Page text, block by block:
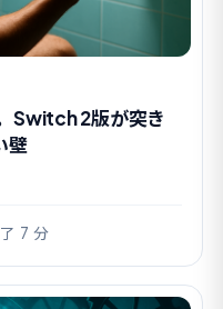
Switch 2版が突き
壁
7 分